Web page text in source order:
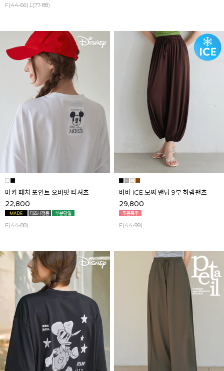
F(44-66),L(77-88)
미키 패치 포인트 오버핏 티셔츠
22,800
F(44-88)
바비 ICE 모찌 밴딩 9부 하렘팬츠
29,800
F(44-99)